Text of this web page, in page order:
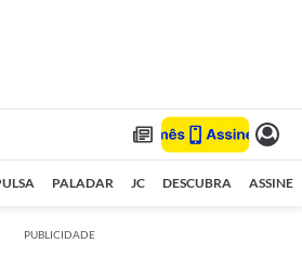
PALADAR JC DESCUBRA ASSINE
PUBLICIDADE